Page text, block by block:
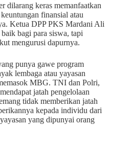
dilarang keras memanfaatkan
finansial atau
Ketua DPP PKS Mardani Ali
bagi para siswa, tapi
mengurusi dapurnya.
punya gawe program
lembaga atau yayasan
MBG. TNI dan Polri,
jatah pengelolaan
tidak memberikan jatah
kepada individu dari
yang dipunyai orang